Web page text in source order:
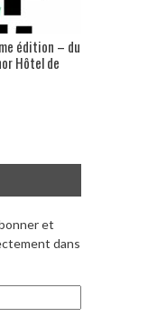
édition – du
Hôtel de
et
dans